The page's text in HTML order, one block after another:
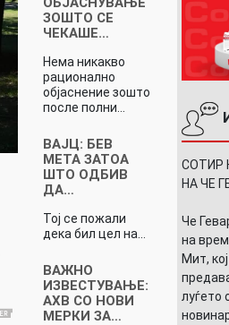
ЗОШТО СЕ
ЧЕКАШЕ…
Нема никакво
рационално
објаснение зошто
после полни…
ВАЈЦ: БЕВ
МЕТА ЗАТОА
ШТО ОДБИВ
ДА…
Тој се пожали
дека бил цел на…
ВАЖНО
ИЗВЕСТУВАЊЕ:
АХВ СО НОВИ
МЕРКИ ЗА…
СОТИР
НА ЧЕ
Че
на
Мит,
луѓето